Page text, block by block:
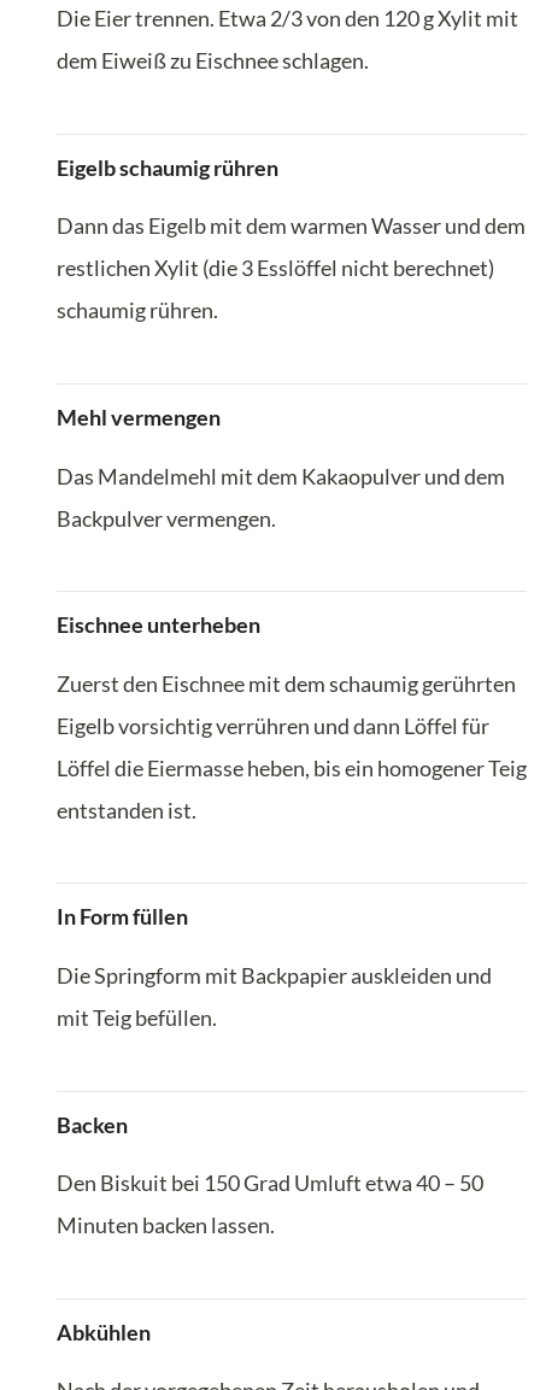
Die Eier trennen. Etwa 2/3 von den 120 g Xylit mit
dem Eiweiß zu Eischnee schlagen.
Eigelb schaumig rühren
Dann das Eigelb mit dem warmen Wasser und dem
restlichen Xylit (die 3 Esslöffel nicht berechnet)
schaumig rühren.
Mehl vermengen
Das Mandelmehl mit dem Kakaopulver und dem
Backpulver vermengen.
Eischnee unterheben
Zuerst den Eischnee mit dem schaumig gerührten
Eigelb vorsichtig verrühren und dann Löffel für
Löffel die Eiermasse heben, bis ein homogener Teig
entstanden ist.
In Form füllen
Die Springform mit Backpapier auskleiden und
mit Teig befüllen.
Backen
Den Biskuit bei 150 Grad Umluft etwa 40 – 50
Minuten backen lassen.
Abkühlen